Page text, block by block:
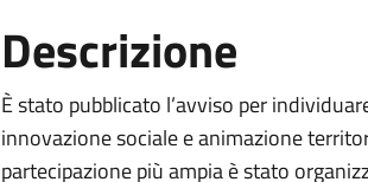
Descrizione
È stato pubblicato l’avviso per
innovazione sociale e animazione
partecipazione più ampia è stato